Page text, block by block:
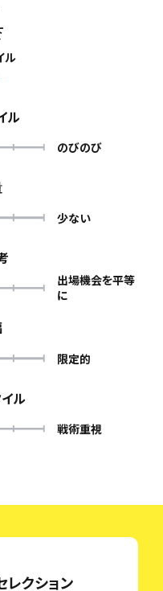
ル
ル
のびのび
少ない
出場機会を平等
に
限定的
ル
戦術重視
レクション